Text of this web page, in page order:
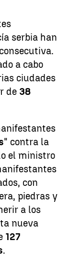
serbia han
consecutiva.
a cabo
ciudades
de 38
" contra la
el ministro
con
piedras y
a los
nueva
127
.